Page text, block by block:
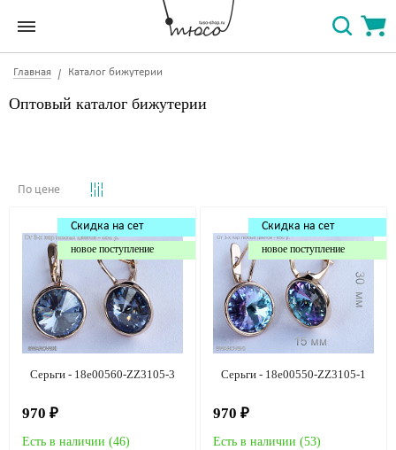
Главная Каталог бижутерии
Оптовый каталог бижутерии
По цене
Скидка на сет
новое поступление
Серьги - 18e00560-ZZ3105-3
970 ₽
Есть в наличии (46)
Скидка на сет
новое поступление
Серьги - 18e00550-ZZ3105-1
970 ₽
Есть в наличии (53)